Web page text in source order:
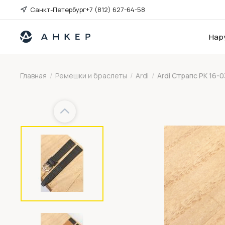
Санкт-Петербург+7 (812) 627-64-58
Главная / Ремешки и браслеты / Ardi / Ardi Страпс РК 16-
Previous